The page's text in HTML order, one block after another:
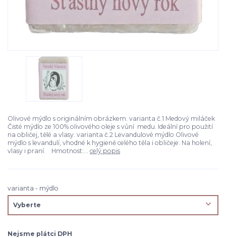
Olivové mýdlo s originálním obrázkem. varianta č.1 Medový miláček
Čisté mýdlo ze 100% olivového oleje s vůní medu. Ideální pro použití
na obličej, tělé a vlasy. varianta č.2 Levandulové mýdlo Olivové
mýdlo s levandulí, vhodné k hygieně celého těla i obličeje. Na holení,
vlasy i praní. Hmotnost:... celý popis
varianta - mýdlo
Nejsme plátci DPH